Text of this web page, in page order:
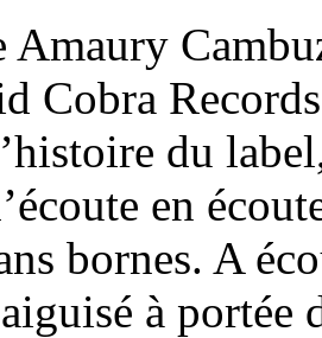
Amaury
Cobra
du
en
bornes. A
à portée